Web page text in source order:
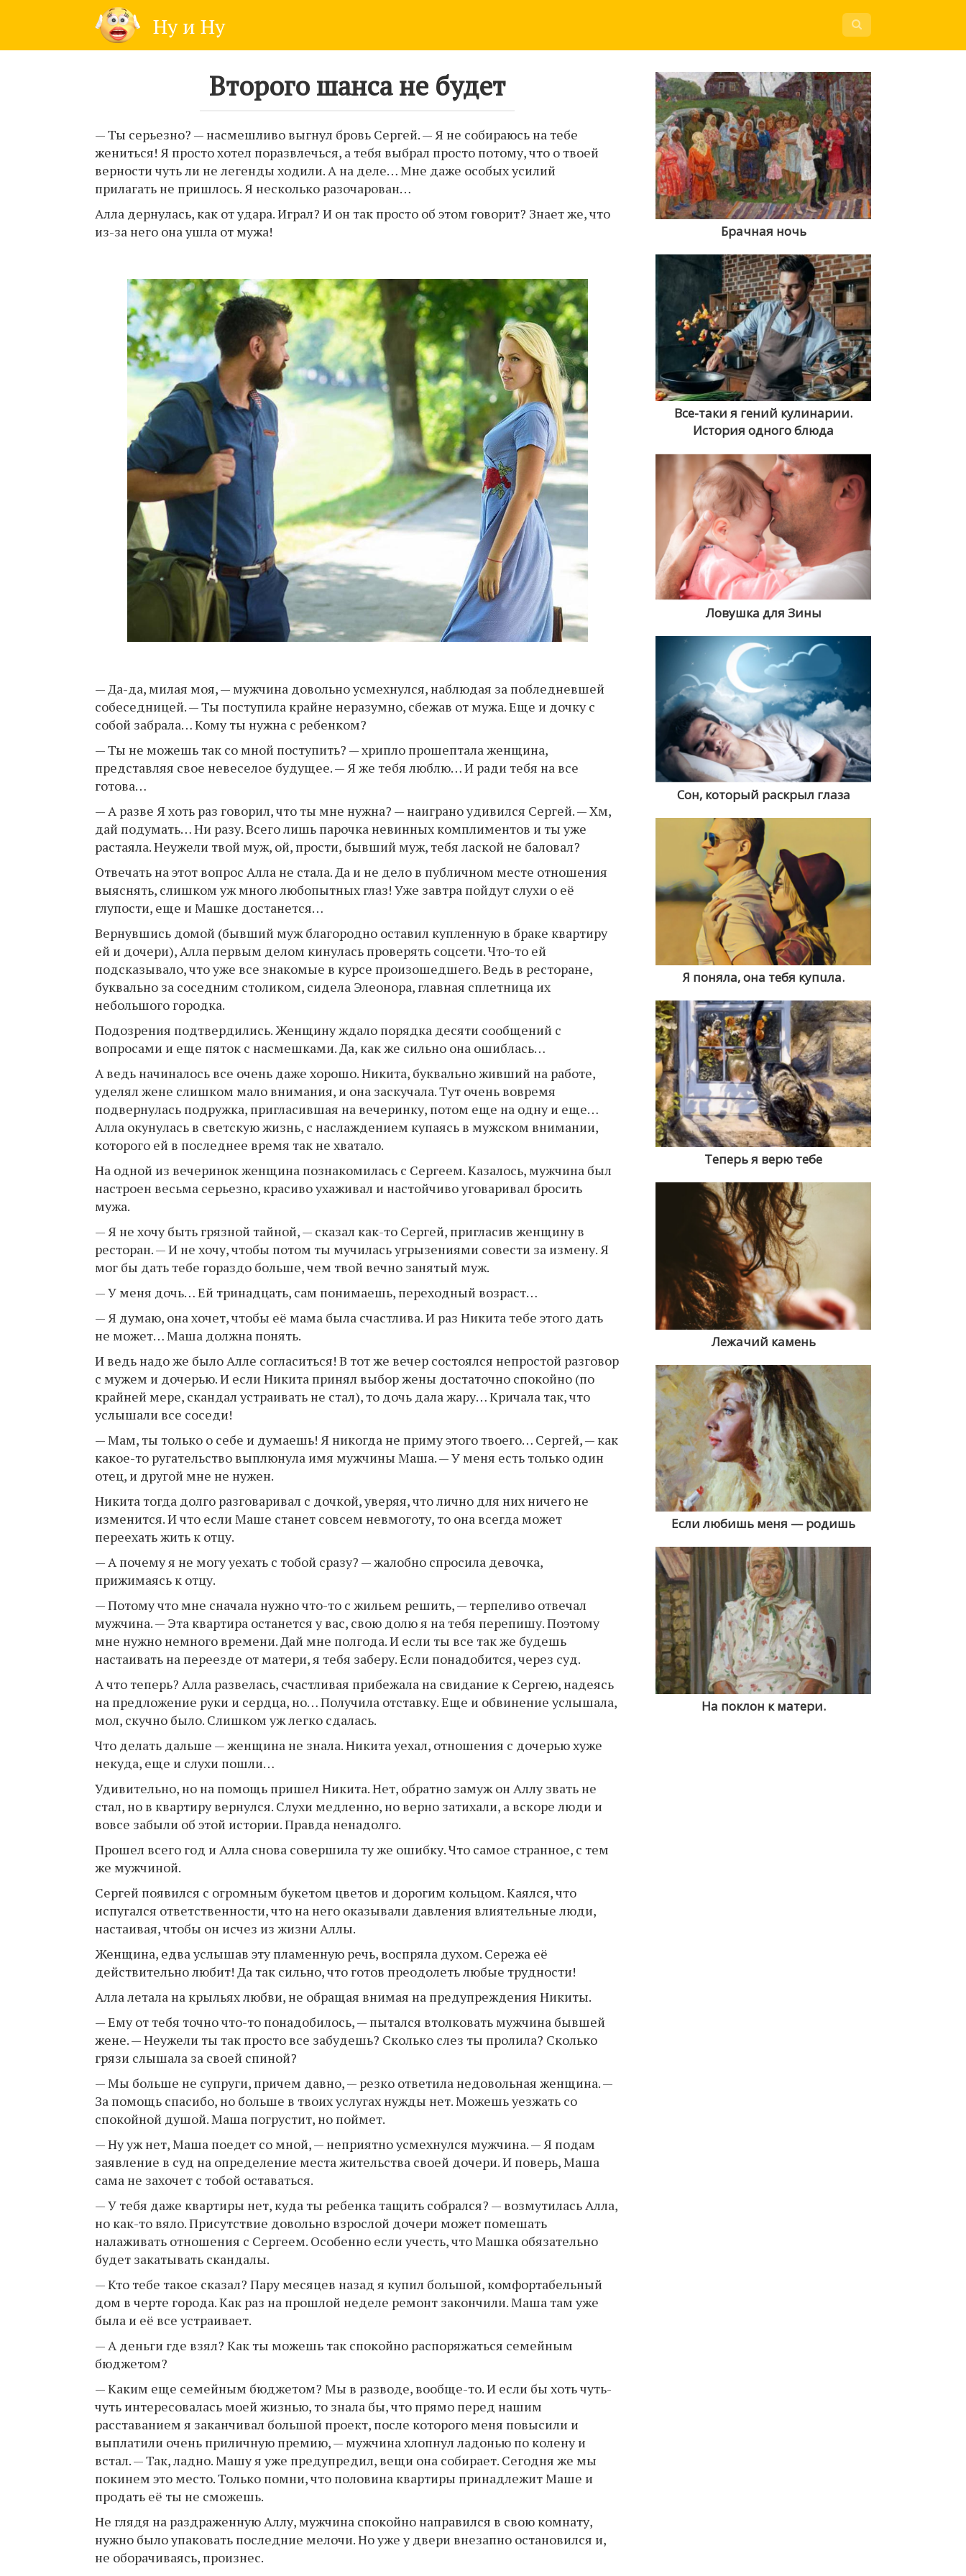
Ну и Ну
Второго шанса не будет
— Ты серьезно? — насмешливо выгнул бровь Сергей. — Я не собираюсь на тебе
жениться! Я просто хотел поразвлечься, а тебя выбрал просто потому, что о твоей
верности чуть ли не легенды ходили. А на деле… Мне даже особых усилий
прилагать не пришлось. Я несколько разочарован…
Алла дернулась, как от удара. Играл? И он так просто об этом говорит? Знает же, что
из-за него она ушла от мужа!
— Да-да, милая моя, — мужчина довольно усмехнулся, наблюдая за побледневшей
собеседницей. — Ты поступила крайне неразумно, сбежав от мужа. Еще и дочку с
собой забрала… Кому ты нужна с ребенком?
— Ты не можешь так со мной поступить? — хрипло прошептала женщина,
представляя свое невеселое будущее. — Я же тебя люблю… И ради тебя на все
готова…
— А разве Я хоть раз говорил, что ты мне нужна? — наиграно удивился Сергей. — Хм,
дай подумать… Ни разу. Всего лишь парочка невинных комплиментов и ты уже
растаяла. Неужели твой муж, ой, прости, бывший муж, тебя лаской не баловал?
Отвечать на этот вопрос Алла не стала. Да и не дело в публичном месте отношения
выяснять, слишком уж много любопытных глаз! Уже завтра пойдут слухи о её
глупости, еще и Машке достанется…
Вернувшись домой (бывший муж благородно оставил купленную в браке квартиру
ей и дочери), Алла первым делом кинулась проверять соцсети. Что-то ей
подсказывало, что уже все знакомые в курсе произошедшего. Ведь в ресторане,
буквально за соседним столиком, сидела Элеонора, главная сплетница их
небольшого городка.
Подозрения подтвердились. Женщину ждало порядка десяти сообщений с
вопросами и еще пяток с насмешками. Да, как же сильно она ошиблась…
А ведь начиналось все очень даже хорошо. Никита, буквально живший на работе,
уделял жене слишком мало внимания, и она заскучала. Тут очень вовремя
подвернулась подружка, пригласившая на вечеринку, потом еще на одну и еще…
Алла окунулась в светскую жизнь, с наслаждением купаясь в мужском внимании,
которого ей в последнее время так не хватало.
На одной из вечеринок женщина познакомилась с Сергеем. Казалось, мужчина был
настроен весьма серьезно, красиво ухаживал и настойчиво уговаривал бросить
мужа.
— Я не хочу быть грязной тайной, — сказал как-то Сергей, пригласив женщину в
ресторан. — И не хочу, чтобы потом ты мучилась угрызениями совести за измену. Я
мог бы дать тебе гораздо больше, чем твой вечно занятый муж.
— У меня дочь… Ей тринадцать, сам понимаешь, переходный возраст…
— Я думаю, она хочет, чтобы её мама была счастлива. И раз Никита тебе этого дать
не может… Маша должна понять.
И ведь надо же было Алле согласиться! В тот же вечер состоялся непростой разговор
с мужем и дочерью. И если Никита принял выбор жены достаточно спокойно (по
крайней мере, скандал устраивать не стал), то дочь дала жару… Кричала так, что
услышали все соседи!
— Мам, ты только о себе и думаешь! Я никогда не приму этого твоего… Сергей, — как
какое-то ругательство выплюнула имя мужчины Маша. — У меня есть только один
отец, и другой мне не нужен.
Никита тогда долго разговаривал с дочкой, уверяя, что лично для них ничего не
изменится. И что если Маше станет совсем невмоготу, то она всегда может
переехать жить к отцу.
— А почему я не могу уехать с тобой сразу? — жалобно спросила девочка,
прижимаясь к отцу.
— Потому что мне сначала нужно что-то с жильем решить, — терпеливо отвечал
мужчина. — Эта квартира останется у вас, свою долю я на тебя перепишу. Поэтому
мне нужно немного времени. Дай мне полгода. И если ты все так же будешь
настаивать на переезде от матери, я тебя заберу. Если понадобится, через суд.
А что теперь? Алла развелась, счастливая прибежала на свидание к Сергею, надеясь
на предложение руки и сердца, но… Получила отставку. Еще и обвинение услышала,
мол, скучно было. Слишком уж легко сдалась.
Что делать дальше — женщина не знала. Никита уехал, отношения с дочерью хуже
некуда, еще и слухи пошли…
Удивительно, но на помощь пришел Никита. Нет, обратно замуж он Аллу звать не
стал, но в квартиру вернулся. Слухи медленно, но верно затихали, а вскоре люди и
вовсе забыли об этой истории. Правда ненадолго.
Прошел всего год и Алла снова совершила ту же ошибку. Что самое странное, с тем
же мужчиной.
Сергей появился с огромным букетом цветов и дорогим кольцом. Каялся, что
испугался ответственности, что на него оказывали давления влиятельные люди,
настаивая, чтобы он исчез из жизни Аллы.
Женщина, едва услышав эту пламенную речь, воспряла духом. Сережа её
действительно любит! Да так сильно, что готов преодолеть любые трудности!
Алла летала на крыльях любви, не обращая внимая на предупреждения Никиты.
— Ему от тебя точно что-то понадобилось, — пытался втолковать мужчина бывшей
жене. — Неужели ты так просто все забудешь? Сколько слез ты пролила? Сколько
грязи слышала за своей спиной?
— Мы больше не супруги, причем давно, — резко ответила недовольная женщина. —
За помощь спасибо, но больше в твоих услугах нужды нет. Можешь уезжать со
спокойной душой. Маша погрустит, но поймет.
— Ну уж нет, Маша поедет со мной, — неприятно усмехнулся мужчина. — Я подам
заявление в суд на определение места жительства своей дочери. И поверь, Маша
сама не захочет с тобой оставаться.
— У тебя даже квартиры нет, куда ты ребенка тащить собрался? — возмутилась Алла,
но как-то вяло. Присутствие довольно взрослой дочери может помешать
налаживать отношения с Сергеем. Особенно если учесть, что Машка обязательно
будет закатывать скандалы.
— Кто тебе такое сказал? Пару месяцев назад я купил большой, комфортабельный
дом в черте города. Как раз на прошлой неделе ремонт закончили. Маша там уже
была и её все устраивает.
— А деньги где взял? Как ты можешь так спокойно распоряжаться семейным
бюджетом?
— Каким еще семейным бюджетом? Мы в разводе, вообще-то. И если бы хоть чуть-
чуть интересовалась моей жизнью, то знала бы, что прямо перед нашим
расставанием я заканчивал большой проект, после которого меня повысили и
выплатили очень приличную премию, — мужчина хлопнул ладонью по колену и
встал. — Так, ладно. Машу я уже предупредил, вещи она собирает. Сегодня же мы
покинем это место. Только помни, что половина квартиры принадлежит Маше и
продать её ты не сможешь.
Не глядя на раздраженную Аллу, мужчина спокойно направился в свою комнату,
нужно было упаковать последние мелочи. Но уже у двери внезапно остановился и,
не оборачиваясь, произнес.
Брачная ночь
Все-таки я гений кулинарии.
История одного блюда
Ловушка для Зины
Сон, который раскрыл глаза
Я поняла, она тебя купuла.
Теперь я верю тебе
Лежачий камень
Если любишь меня — родишь
На поклон к матери.